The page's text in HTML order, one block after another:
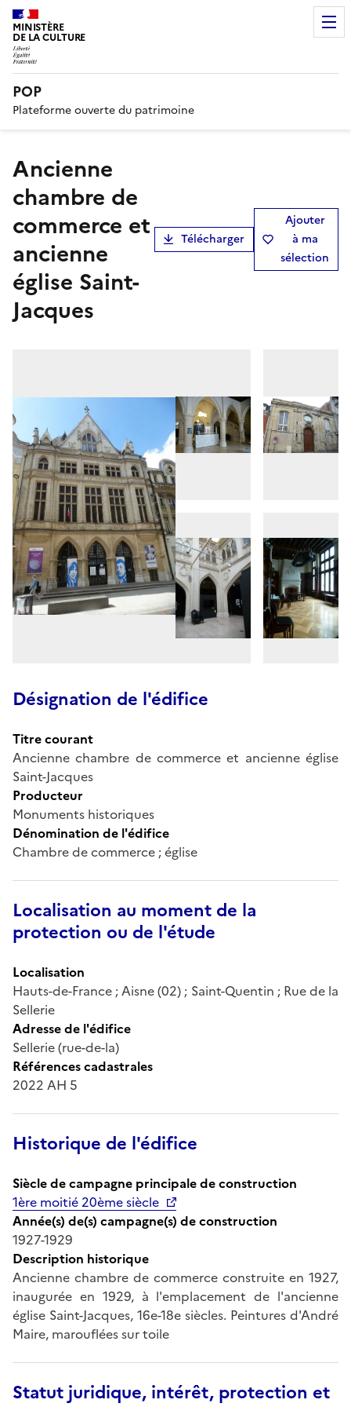
MINISTÈRE
DE LA CULTURE
POP
Plateforme ouverte du patrimoine
Ancienne
chambre de
commerce et
ancienne
église Saint-
Jacques
Télécharger
Ajouter
à ma
sélection
Désignation de l'édifice
Titre courant
Ancienne chambre de commerce et ancienne église
Saint-Jacques
Producteur
Monuments historiques
Dénomination de l'édifice
Chambre de commerce ; église
Localisation au moment de la
protection ou de l'étude
Localisation
Hauts-de-France ; Aisne (02) ; Saint-Quentin ; Rue de la
Sellerie
Adresse de l'édifice
Sellerie (rue-de-la)
Références cadastrales
2022 AH 5
Historique de l'édifice
Siècle de campagne principale de construction
1ère moitié 20ème siècle
Année(s) de(s) campagne(s) de construction
1927-1929
Description historique
Ancienne chambre de commerce construite en 1927,
inaugurée en 1929, à l'emplacement de l'ancienne
église Saint-Jacques, 16e-18e siècles. Peintures d'André
Maire, marouflées sur toile
Statut juridique, intérêt, protection et